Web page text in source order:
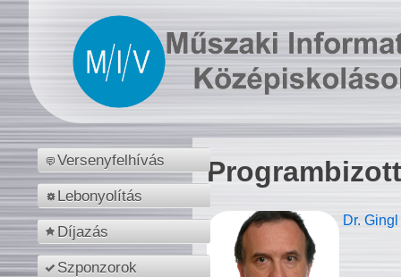
Versenyfelhívás
Lebonyolítás
Díjazás
Szponzorok
Dr.